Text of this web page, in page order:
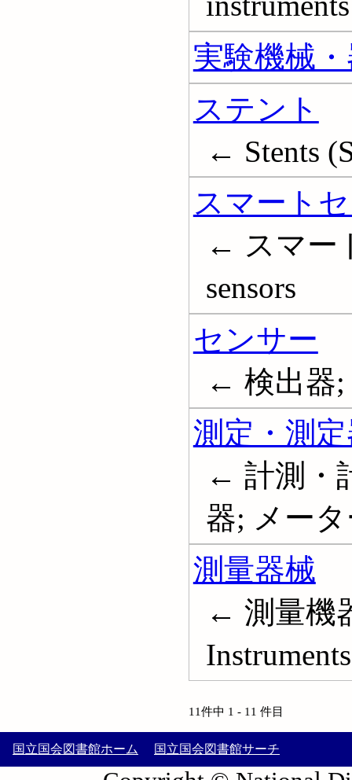
実験機械
ステント
← Stents
スマート
← スマー
sensors
センサー
← 検出器;
測定・測
← 計測・
器; メータ
測量器械
← 測量機
Instruments
11件中 1 - 11 件目
国立国会図書館ホーム 国立国会図書館サーチ